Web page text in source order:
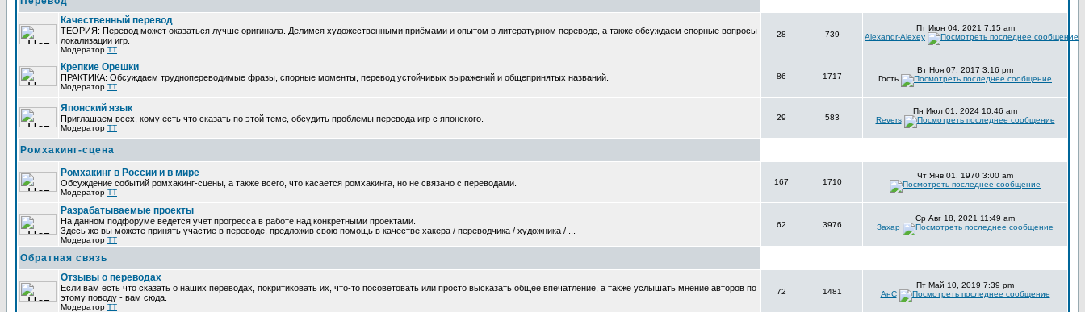
Качественный перевод
ТЕОРИЯ: Перевод может оказаться лучше оригинала. Делимся художественными приёмами и опытом в литературном переводе, а также обсуждаем спорные вопросы
локализации игр.
Модератор TT
28 739
Пт Июн 04, 2021 7:15 am
Alexandr-Alexey
Крепкие Орешки
ПРАКТИКА: Обсуждаем труднопереводимые фразы, спорные моменты, перевод устойчивых выражений и общепринятых названий.
Модератор TT
86 1717
Вт Ноя 07, 2017 3:16 pm
Гость
Японский язык
Приглашаем всех, кому есть что сказать по этой теме, обсудить проблемы перевода игр с японского.
Модератор TT
29 583
Пн Июл 01, 2024 10:46 am
Revers
Ромхакинг-сцена
Ромхакинг в России и в мире
Обсуждение событий ромхакинг-сцены, а также всего, что касается ромхакинга, но не связано с переводами.
Модератор TT
167 1710
Чт Янв 01, 1970 3:00 am
Разрабатываемые проекты
На данном подфоруме ведётся учёт прогресса в работе над конкретными проектами.
Здесь же вы можете принять участие в переводе, предложив свою помощь в качестве хакера / переводчика / художника / ...
Модератор TT
62 3976
Ср Авг 18, 2021 11:49 am
Захар
Обратная связь
Отзывы о переводах
Если вам есть что сказать о наших переводах, покритиковать их, что-то посоветовать или просто высказать общее впечатление, а также услышать мнение авторов по
этому поводу - вам сюда.
Модератор TT
72 1481
Пт Май 10, 2019 7:39 pm
АнС